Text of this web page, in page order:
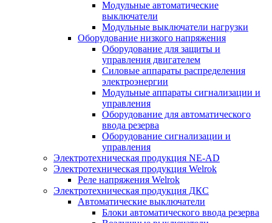
Модульные автоматические
выключатели
Модульные выключатели нагрузки
Оборудование низкого напряжения
Оборудование для защиты и
управления двигателем
Силовые аппараты распределения
электроэнергии
Модульные аппараты сигнализации и
управления
Оборудование для автоматического
ввода резерва
Оборудование сигнализации и
управления
Электротехническая продукция NE-AD
Электротехническая продукция Welrok
Реле напряжения Welrok
Электротехническая продукция ДКС
Автоматические выключатели
Блоки автоматического ввода резерва